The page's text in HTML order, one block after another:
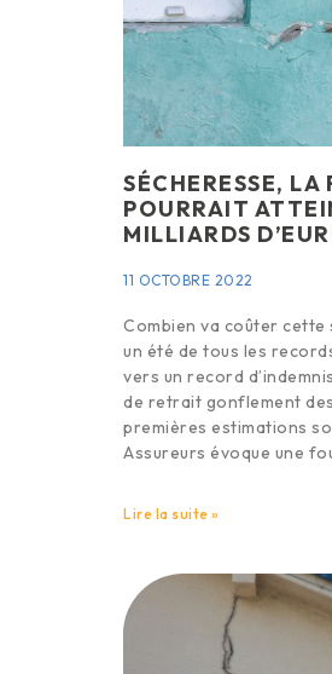
SÉCHERESSE, LA
POURRAIT
MILLIARDS
11 OCTOBRE 2022
Combien va coûter cette
un été de tous les
vers un record
de retrait gonflement
premières estimations
Assureurs évoque une
Lire la suite »